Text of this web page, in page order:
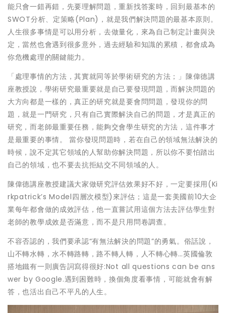
能只會一錯再錯，先要理解問題，重新找答案時，回到最基本的
SWOT分析、定策略(Plan)，就是我們解決問題的最基本原則。
人生很多事情是可以用分析，去做量化，來為自己制定計畫與決
定，當然也會遇到很多意外，過去經驗和知識的累積，都會成為
你危機處理的關鍵能力。
「處理事情的方法，其實就同等於學術研究的方法；」陳偉德講
座教授說，學術研究最重要就是自己要發現問題，而解決問題的
大方向都是一樣的，真正的研究就是要會問問題，發現你的問
題，就是一門研究，只有自己實際解決自己的問題，才是真正的
研究，而老師最重要任務，能夠交會學生研究的方法，這件事才
是最重要的事情。 當你發現問題時，若在自己的領域無法解決的
時候，說不定其它領域的人幫助你解決問題，所以你不要怕踏出
自己的領域，也不要去抗拒結交不同領域的人。
陳偉德講座教授建議大家做研究評估效果好不好，一定要採用(Ki
rkpatrick’s Model四層次模型)來評估；這是一套美國前10大企
業每年都會做的成效評估，他一直嘗試用這個方法去評估學生對
老師的教學成效是否滿意，而不是只用問卷調查。
不容否認的，我們要承認“有無法解決的問題”的勇氣。俗話說，
山不轉水轉，水不轉路轉，路不轉人轉，人不轉心轉…英國倫敦
搭地鐵有一則廣告詞寫得很好:Not all questions can be ans
wer by Google.遇到困難時，換個角度看事情，可能就會有解
答，也活出自己不平凡的人生。